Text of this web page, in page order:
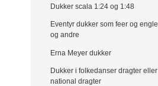
Dukker scala 1:24 og 1:48
Eventyr dukker som feer og engle
og andre
Erna Meyer dukker
Dukker i folkedanser dragter eller
national dragter